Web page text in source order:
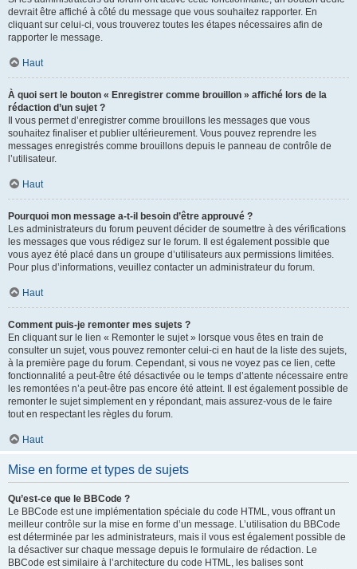
devrait être affiché à côté du message que vous souhaitez rapporter. En
cliquant sur celui-ci, vous trouverez toutes les étapes nécessaires afin de
rapporter le message.
Haut
À quoi sert le bouton « Enregistrer comme brouillon » affiché lors de la
rédaction d’un sujet ?
Il vous permet d’enregistrer comme brouillons les messages que vous
souhaitez finaliser et publier ultérieurement. Vous pouvez reprendre les
messages enregistrés comme brouillons depuis le panneau de contrôle de
l’utilisateur.
Haut
Pourquoi mon message a-t-il besoin d’être approuvé ?
Les administrateurs du forum peuvent décider de soumettre à des vérifications
les messages que vous rédigez sur le forum. Il est également possible que
vous ayez été placé dans un groupe d’utilisateurs aux permissions limitées.
Pour plus d’informations, veuillez contacter un administrateur du forum.
Haut
Comment puis-je remonter mes sujets ?
En cliquant sur le lien « Remonter le sujet » lorsque vous êtes en train de
consulter un sujet, vous pouvez remonter celui-ci en haut de la liste des sujets,
à la première page du forum. Cependant, si vous ne voyez pas ce lien, cette
fonctionnalité a peut-être été désactivée ou le temps d’attente nécessaire entre
les remontées n’a peut-être pas encore été atteint. Il est également possible de
remonter le sujet simplement en y répondant, mais assurez-vous de le faire
tout en respectant les règles du forum.
Haut
Mise en forme et types de sujets
Qu’est-ce que le BBCode ?
Le BBCode est une implémentation spéciale du code HTML, vous offrant un
meilleur contrôle sur la mise en forme d’un message. L’utilisation du BBCode
est déterminée par les administrateurs, mais il vous est également possible de
la désactiver sur chaque message depuis le formulaire de rédaction. Le
BBCode est similaire à l’architecture du code HTML, les balises sont